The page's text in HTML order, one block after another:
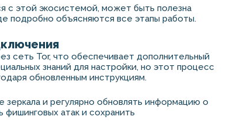
с этой экосистемой, может быть полезна
подробно объясняются все этапы работы.
сеть Tor, что обеспечивает дополнительный
знаний для настройки, но этот процесс
обновленным инструкциям.
зеркала и регулярно обновлять информацию о
атак и сохранить